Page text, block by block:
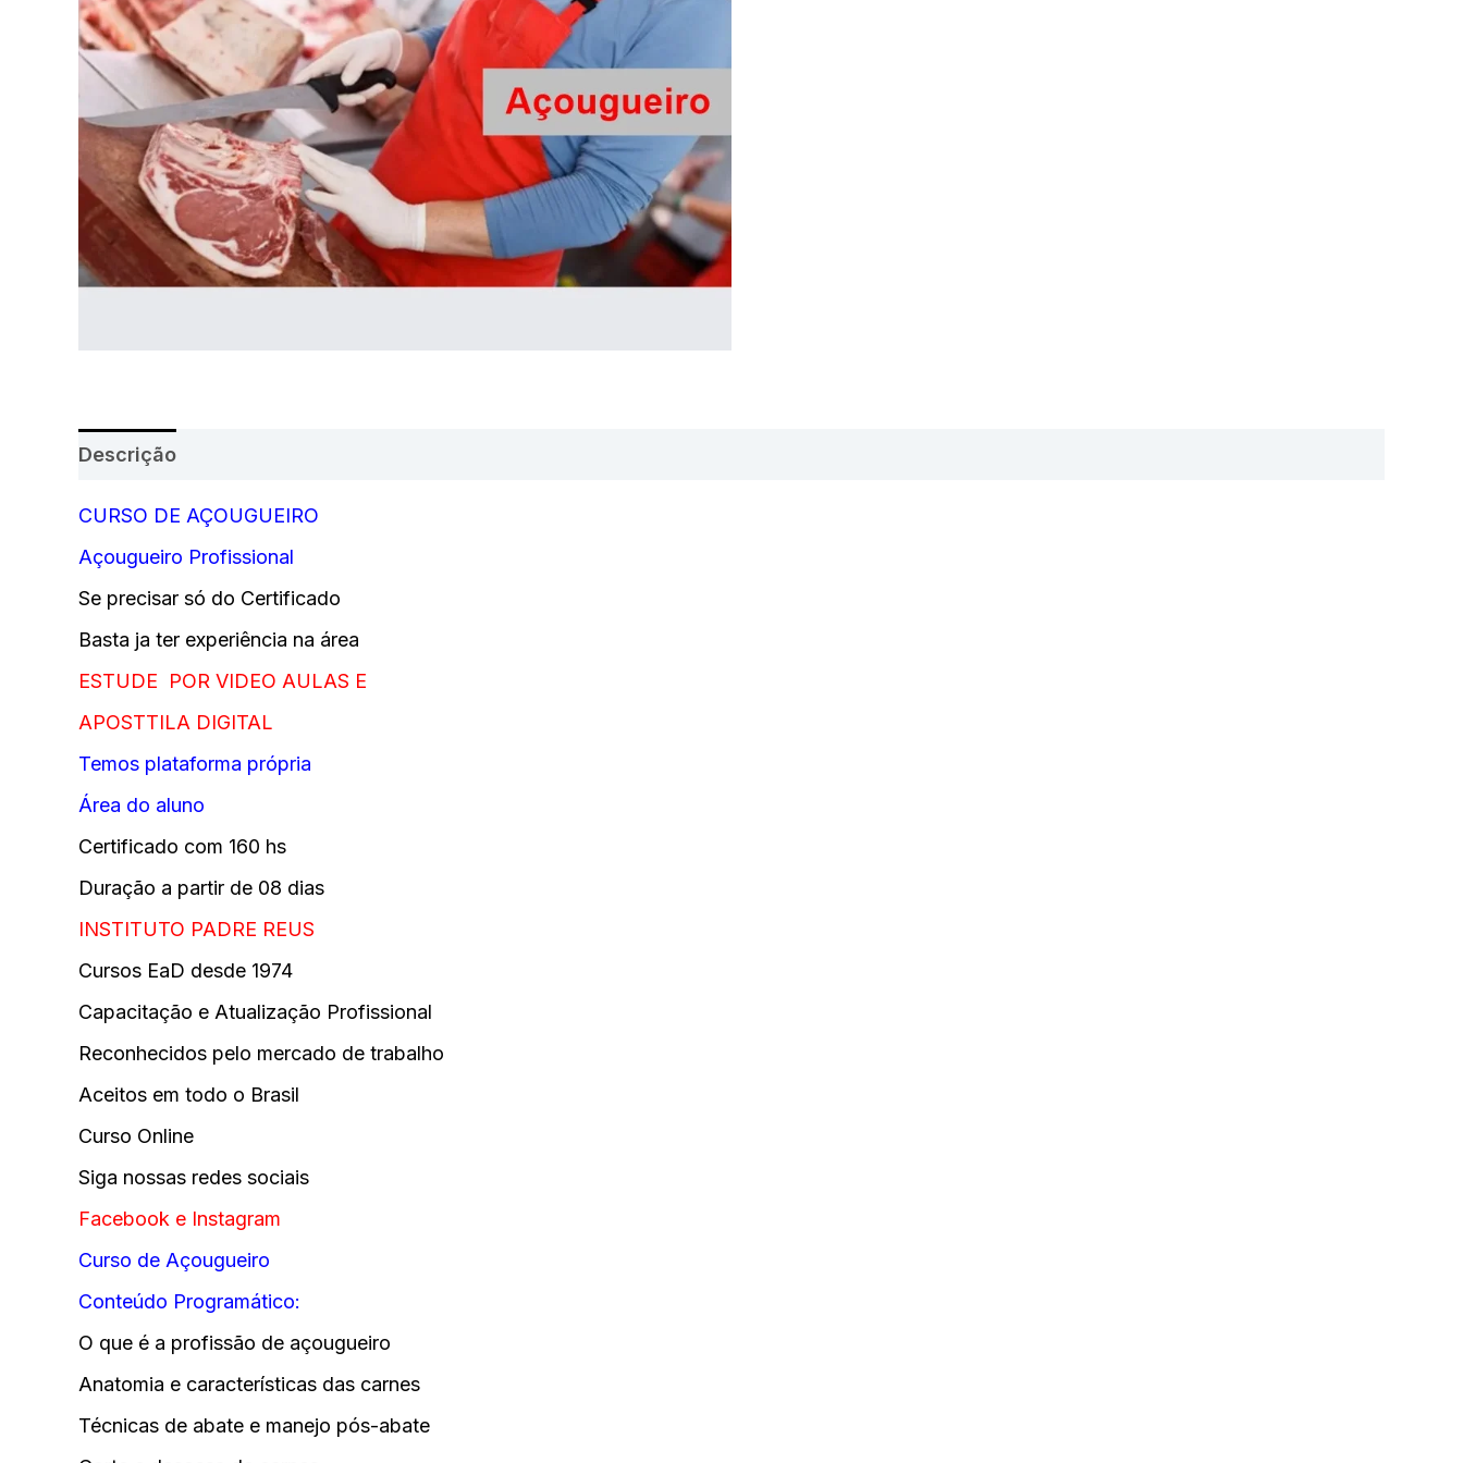
Descrição
CURSO DE AÇOUGUEIRO
Açougueiro Profissional
Se precisar só do Certificado
Basta ja ter experiência na área
ESTUDE POR VIDEO AULAS E
APOSTTILA DIGITAL
Temos plataforma própria
Área do aluno
Certificado com 160 hs
Duração a partir de 08 dias
INSTITUTO PADRE REUS
Cursos EaD desde 1974
Capacitação e Atualização Profissional
Reconhecidos pelo mercado de trabalho
Aceitos em todo o Brasil
Curso Online
Siga nossas redes sociais
Facebook e Instagram
Curso de Açougueiro
Conteúdo Programático:
O que é a profissão de açougueiro
Anatomia e características das carnes
Técnicas de abate e manejo pós-abate